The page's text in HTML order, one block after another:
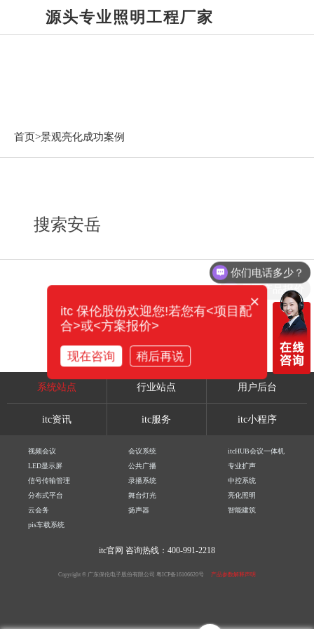
源头专业照明工程厂家
首页>景观亮化成功案例
搜索安岳
系统站点 行业站点 用户后台
itc资讯 itc服务 itc小程序
视频会议 会议系统
itcHUB会议一体机
LED显示屏
公共广播
专业扩声
信号传输管理
录播系统
中控系统
分布式平台
舞台灯光
亮化照明
云会务
扬声器
智能建筑
pis车载系统
itc官网 咨询热线：400-991-2218
Copyright © 广东保伦电子股份有限公司 粤ICP备16106620号 产品参数解释声明
你们电话多少？
需要产品报价
×
itc 保伦股份欢迎您!若您有<项目配
合>或<方案报价>
现在咨询 稍后再说